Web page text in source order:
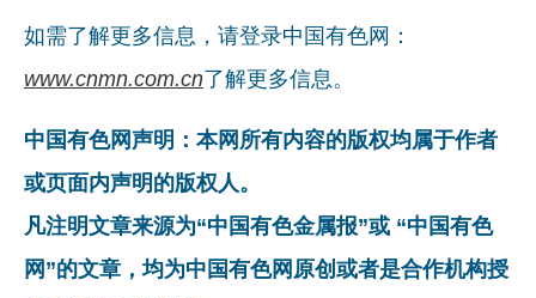
如需了解更多信息，请登录中国有色网：
www.cnmn.com.cn了解更多信息。
中国有色网声明：本网所有内容的版权均属于作者
或页面内声明的版权人。
凡注明文章来源为“中国有色金属报”或 “中国有色
网”的文章，均为中国有色网原创或者是合作机构授